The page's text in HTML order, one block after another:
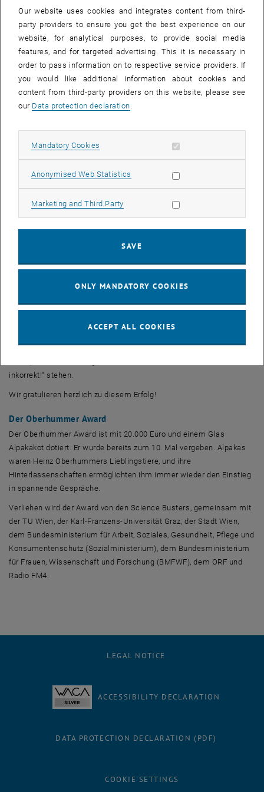
durch ein Aufbaustudium im Wissenschaftsjournalismus. Aus
dieser Kombination entstand das „Medizinische Kabarett“, bei dem
medizinisches Wissen auf unterhaltsame Weise vermittelt wird.
Auch in Fernsehformaten und als Autor nutzt er Humor gezielt, um
komplexe Themen verständlich und nahbar zu machen.
Beispielsweise in seinem ProgrammWunderheilerund dem Buch
Wunder wirken Wunderzeigt er, welche Magie der Placebo-Effekt hat
oder entfernte auf der Berliner Waldbühne symbolisch einen
Erde – Gesunde Menschensetzt er sich zudem für Klimagesundheit
ein und klärt über die gesundheitlichen Folgen der Klimakrise auf.
OberhummerAwardfür Wissenschaftskommunikation
Gründungsmitglied derScience Busters
Heinz Oberhummer
benannt. „Den Preis, der mit seinem Namen und seinem
Eckard von Hirschhausen. „Und ein Ansporn, weiter Pointen knapp
macht das Licht aus!“
Eckart von Hirschhausen reiht sich nun ebenfalls in die Liste der
Thi Nguyen-Kim, das Coronavirus-Update von NDR Info, der Ig
inkorrekt!“ stehen.
Wir gratulieren herzlich zu diesem Erfolg!
Der Oberhummer Award
Der Oberhummer Award ist mit 20.000 Euro und einem Glas
Alpakakot dotiert. Er wurde bereits zum 10. Mal vergeben. Alpakas
waren Heinz Oberhummers Lieblingstiere, und ihre
Hinterlassenschaften ermöglichten ihm immer wieder den Einstieg
in spannende Gespräche.
Verliehen wird der Award von den Science Busters , gemeinsam mit
der TU Wien, der Karl-Franzens-Universität Graz, der Stadt Wien,
dem Bundesministerium für Arbeit, Soziales, Gesundheit, Pflege und
Konsumentenschutz (Sozialministerium), dem Bundesministerium
für Frauen, Wissenschaft und Forschung (BMFWF), dem ORF und
Radio FM4.
LEGAL NOTICE
ACCESSIBILITY DECLARATION
DATA PROTECTION DECLARATION (PDF)
COOKIE SETTINGS
Our website uses cookies and integrates content from third-
party providers to ensure you get the best experience on our
website, for analytical purposes, to provide social media
features, and for targeted advertising. This it is necessary in
order to pass information on to respective service providers. If
you would like additional information about cookies and
content from third-party providers on this website, please see
our Data protection declaration.
Mandatory Cookies Allow mandatory cookies
Anonymised Web Statistics Allow statistic cookies
Marketing and Third Party Allow marketing cookies
SAVE
ONLY MANDATORY COOKIES
ACCEPT ALL COOKIES